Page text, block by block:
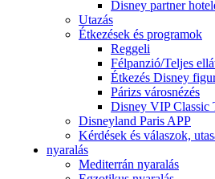
Disney partner
Utazás
Étkezések és programok
Reggeli
Félpanzió/Teljes
Étkezés Disney
Párizs városnézés
Disney VIP Classic
Disneyland Paris APP
Kérdések és válaszok,
nyaralás
Mediterrán nyaralás